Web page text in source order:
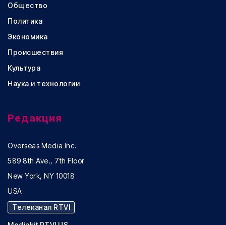
Общество
Политика
Экономика
Происшествия
Культура
Наука и технологии
Редакция
Overseas Media Inc.
589 8th Ave., 7th Floor
New York, NY 10018
USA
Телеканал RTVI